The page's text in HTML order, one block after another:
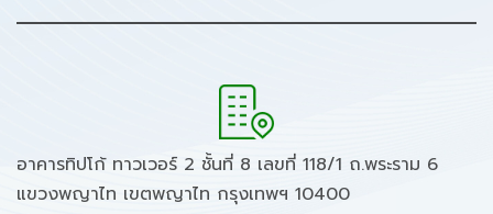
อาคารทิปโก้ ทาวเวอร์ 2 ชั้นที่ 8 เลขที่ 118/1 ถ.พระราม 6
แขวงพญาไท เขตพญาไท กรุงเทพฯ 10400